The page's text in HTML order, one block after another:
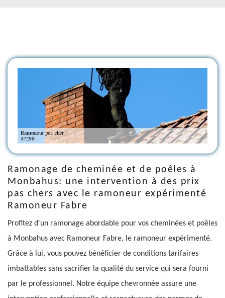
Ramonage de cheminée et de poêles à
Monbahus: une intervention à des prix
pas chers avec le ramoneur expérimenté
Ramoneur Fabre
Profitez d'un ramonage abordable pour vos cheminées et poêles
à Monbahus avec Ramoneur Fabre, le ramoneur expérimenté.
Grâce à lui, vous pouvez bénéficier de conditions tarifaires
imbattables sans sacrifier la qualité du service qui sera fourni
par le professionnel. Notre équipe chevronnée assure une